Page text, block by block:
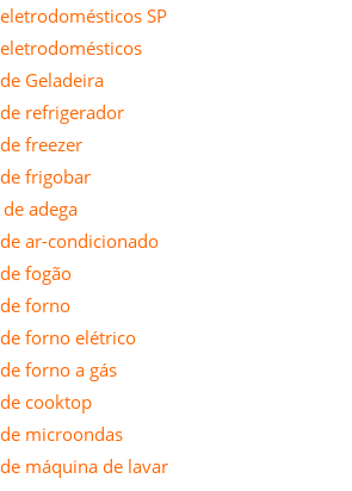
SP
Geladeira
refrigerador
freezer
frigobar
adega
ar-condicionado
fogão
forno
forno elétrico
forno a gás
cooktop
microondas
máquina de lavar